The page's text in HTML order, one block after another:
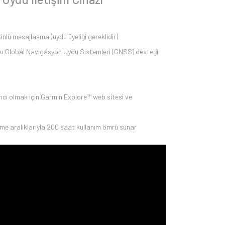
mesajlaşma (uydu üyeliği gereklidir)
Global Navigasyon Uydu Sistemleri (GNSS) desteği
olmak için Garmin Explore™ web sitesi ve
aralıklarıyla 200 saat kullanım ömrü sunar